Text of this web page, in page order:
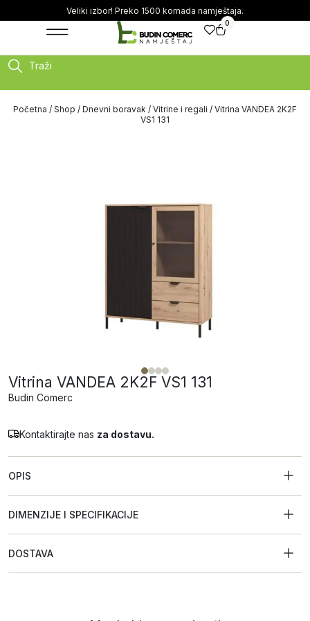
Veliki izbor! Preko 1500 komada namještaja.
0
Traži
Početna / Shop / Dnevni boravak / Vitrine i regali / Vitrina VANDEA 2K2F
VS1 131
Vitrina VANDEA 2K2F VS1 131
Budin Comerc
Kontaktirajte nas za dostavu.
OPIS
DIMENZIJE I SPECIFIKACIJE
DOSTAVA